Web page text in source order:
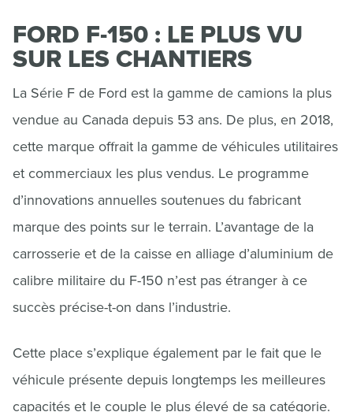
FORD F-150 : LE PLUS VU
SUR LES CHANTIERS
La Série F de Ford est la gamme de camions la plus
vendue au Canada depuis 53 ans. De plus, en 2018,
cette marque offrait la gamme de véhicules utilitaires
et commerciaux les plus vendus. Le programme
d’innovations annuelles soutenues du fabricant
marque des points sur le terrain. L’avantage de la
carrosserie et de la caisse en alliage d’aluminium de
calibre militaire du F-150 n’est pas étranger à ce
succès précise-t-on dans l’industrie.
Cette place s’explique également par le fait que le
véhicule présente depuis longtemps les meilleures
capacités et le couple le plus élevé de sa catégorie.